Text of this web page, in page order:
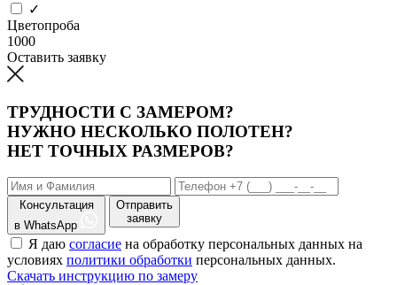
✓
Цветопроба
1000
Оставить заявку
ТРУДНОСТИ С ЗАМЕРОМ?
НУЖНО НЕСКОЛЬКО ПОЛОТЕН?
НЕТ ТОЧНЫХ РАЗМЕРОВ?
Консультация
в WhatsApp
Отправить
заявку
Я даю согласие на обработку персональных данных на
условиях политики обработки персональных данных.
Скачать инструкцию по замеру